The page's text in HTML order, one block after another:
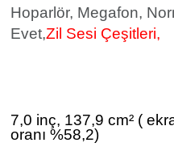
Hoparlör, Megafon,
Evet,Zil Sesi Çeşitleri,
7,0 inç, 137,9 cm² (
oranı %58,2)